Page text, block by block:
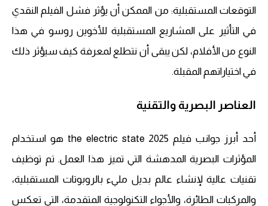
التوقعات المستقبلية: من الممكن أن يؤثر فشل الفيلم النقدي
في التأثير على المشاريع المستقبلية للأخوين روسو في هذا
النوع من الأفلام، لكن يبقى أن نتطلع لمعرفة كيف سيؤثر ذلك
في اختياراتهم المقبلة.
العناصر البصرية والتقنية
أحد أبرز جوانب فيلم the electric state 2025 هو استخدام
المؤثرات البصرية المدهشة التي تميز هذا العمل. تم توظيف
تقنيات عالية لإنشاء عالم بديل مليء بالروبوتات المستقبلية،
والمركبات الطائرة، والأجواء التكنولوجية المتقدمة، التي تعكس